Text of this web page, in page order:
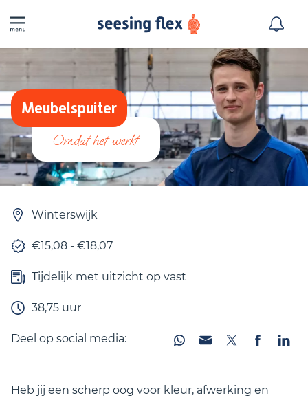
Meubelspuiter
Winterswijk
€15,08 - €18,07
Tijdelijk met uitzicht op vast
38,75 uur
Deel op social media:
Heb jij een scherp oog voor kleur, afwerking en